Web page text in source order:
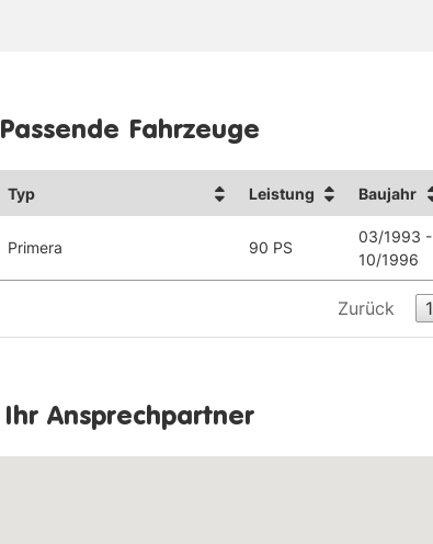
Passende Fahrzeuge
Typ Leistung Baujahr
Primera 90 PS
03/1993 -
10/1996
Zurück 1
Ihr Ansprechpartner